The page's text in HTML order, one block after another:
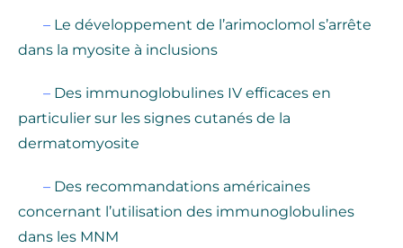
– Le développement de l’arimoclomol s’arrête
dans la myosite à inclusions
– Des immunoglobulines IV efficaces en
particulier sur les signes cutanés de la
dermatomyosite
– Des recommandations américaines
concernant l’utilisation des immunoglobulines
dans les MNM